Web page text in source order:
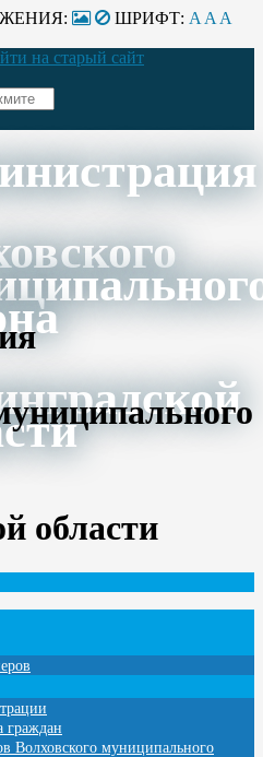
ШРИФТ: A A A
на старый сайт
области
граждан
Волховского муниципального